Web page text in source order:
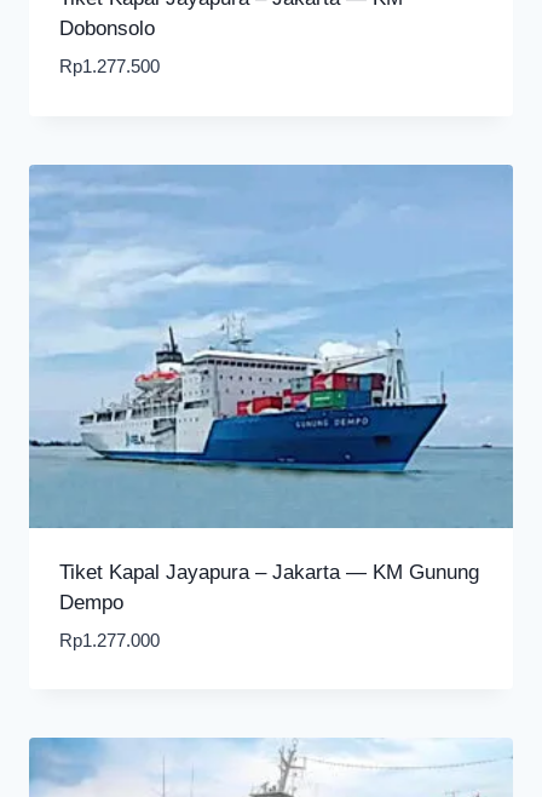
Dobonsolo
Rp1.277.500
Tiket Kapal Jayapura – Jakarta — KM Gunung
Dempo
Rp1.277.000